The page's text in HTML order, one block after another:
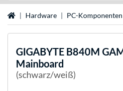
StartseiteHardware PC-Komponenten
GIGABYTE B840M
Mainboard
(schwarz/weiß)